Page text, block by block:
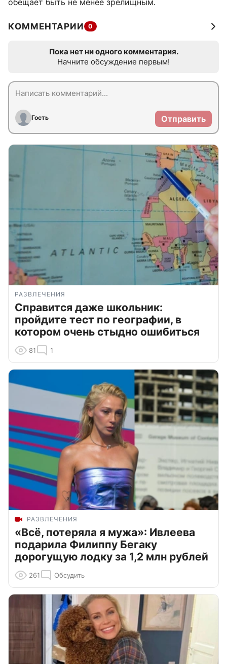
обещает быть не менее зрелищным.
КОММЕНТАРИИ 0
Пока нет ни одного комментария.
Начните обсуждение первым!
Гость Отправить
РАЗВЛЕЧЕНИЯ
Справится даже школьник:
пройдите тест по географии, в
котором очень стыдно ошибиться
81 1
РАЗВЛЕЧЕНИЯ
«Всё, потеряла я мужа»: Ивлеева
подарила Филиппу Бегаку
дорогущую лодку за 1,2 млн рублей
261 Обсудить